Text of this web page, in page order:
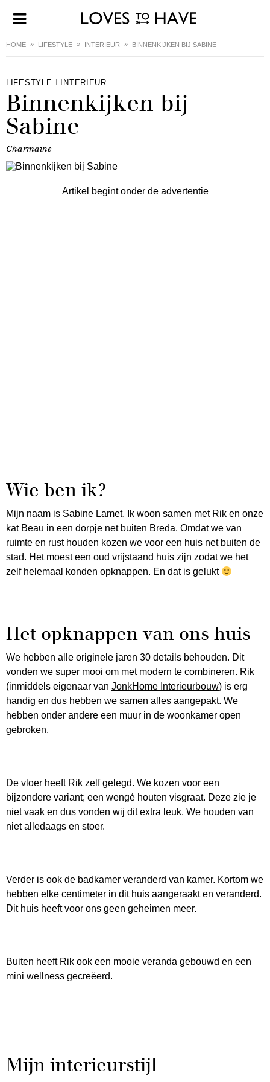
HOME LIFESTYLE INTERIEUR BINNENKIJKEN BIJ SABINE
LIFESTYLE INTERIEUR
Binnenkijken bij
Sabine
Charmaine
Artikel begint onder de advertentie
Wie ben ik?
Mijn naam is Sabine Lamet. Ik woon samen met Rik en onze
kat Beau in een dorpje net buiten Breda. Omdat we van
ruimte en rust houden kozen we voor een huis net buiten de
stad. Het moest een oud vrijstaand huis zijn zodat we het
zelf helemaal konden opknappen. En dat is gelukt
Het opknappen van ons huis
We hebben alle originele jaren 30 details behouden. Dit
vonden we super mooi om met modern te combineren. Rik
(inmiddels eigenaar van JonkHome Interieurbouw) is erg
handig en dus hebben we samen alles aangepakt. We
hebben onder andere een muur in de woonkamer open
gebroken.
De vloer heeft Rik zelf gelegd. We kozen voor een
bijzondere variant; een wengé houten visgraat. Deze zie je
niet vaak en dus vonden wij dit extra leuk. We houden van
niet alledaags en stoer.
Verder is ook de badkamer veranderd van kamer. Kortom we
hebben elke centimeter in dit huis aangeraakt en veranderd.
Dit huis heeft voor ons geen geheimen meer.
Buiten heeft Rik ook een mooie veranda gebouwd en een
mini wellness gecreëerd.
Mijn interieurstijl